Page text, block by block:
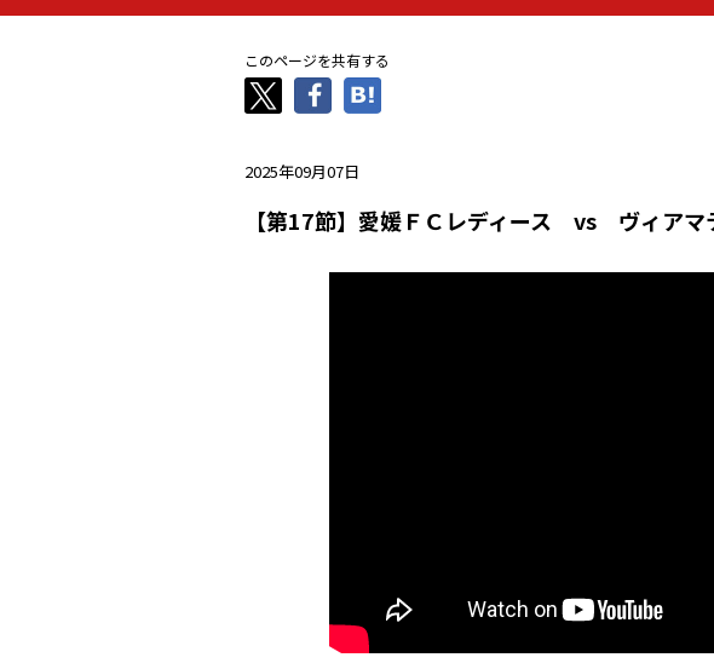
-
ニッパツ
-
名古屋
-
このページを共有する
2025年09月07日
【第17節】愛媛ＦＣレディース vs ヴィアマ